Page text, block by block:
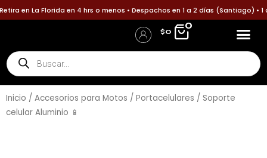
Ir
al
en La Florida en 4 hrs o menos • Despachos en 1 a 2 días (Santiago) •
$0
0
Búsqueda
de
productos
Inicio / Accesorios para Motos / Portacelulares / Soporte
celular Aluminio 📱